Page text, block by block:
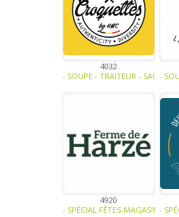
4032
- SOUPE - TRAITEUR - SAUCE-
-
4920
- SPÉCIAL FÊTES-MAGASINS
-